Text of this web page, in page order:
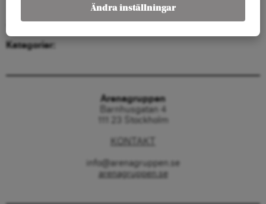
Jonas Nordling
Kategorier:
Arenagruppen
Barnhusgatan 4
111 23 Stockholm
KONTAKT
info@arenagruppen.se
arenagruppen.se
Ändra inställningar